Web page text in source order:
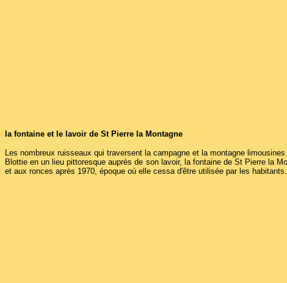
la fontaine et le lavoir de St Pierre la Montagne
Les nombreux ruisseaux qui traversent la campagne et la montagne
Blottie en un lieu pittoresque auprès de son lavoir, la fontaine de St Pierre la
et aux ronces après 1970, époque où elle cessa d'être utilisée par les